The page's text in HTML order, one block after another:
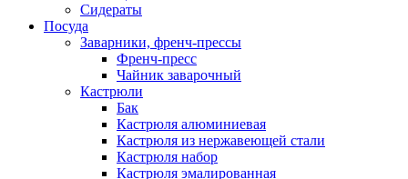
Сидераты
Посуда
Заварники, френч-прессы
Френч-пресс
Чайник заварочный
Кастрюли
Бак
Кастрюля алюминиевая
Кастрюля из нержавеющей стали
Кастрюля набор
Кастрюля эмалированная